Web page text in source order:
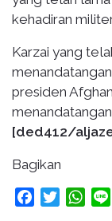
kehadiran
Karzai yang
presiden
[ded412/
Bagikan
FacebookTwitter